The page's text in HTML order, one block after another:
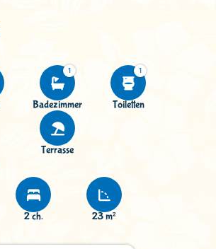
1
Badezimmer
1
Toiletten
Terrasse
2 ch. 23 m²